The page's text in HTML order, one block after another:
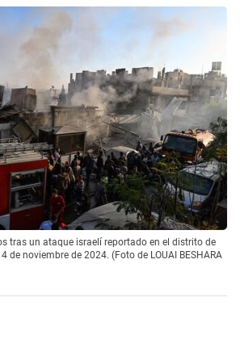
tras un ataque israelí reportado en el distrito de
de noviembre de 2024. (Foto de LOUAI BESHARA